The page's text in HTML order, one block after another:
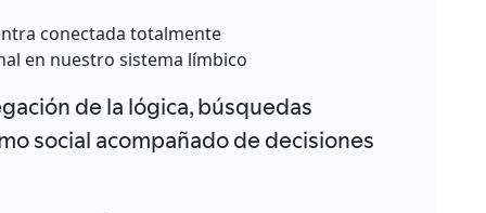
conectada totalmente
en nuestro sistema límbico
de la lógica, búsquedas
social acompañado de decisiones